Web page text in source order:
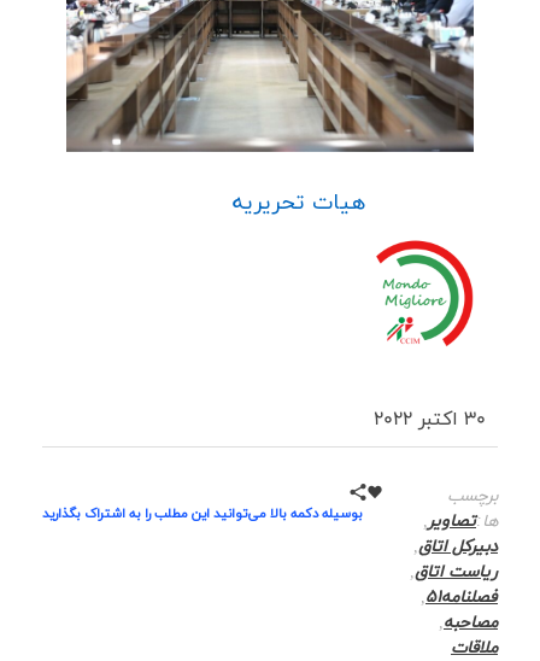
هیات تحریریه
30 اکتبر 2022
برچسب
ها:تصاویر,
دبیرکل اتاق,
ریاست اتاق,
فصلنامه51
,
مصاحبه,
ملاقات
بوسیله دکمه بالا می‌توانید این مطلب را به اشتراک بگذارید